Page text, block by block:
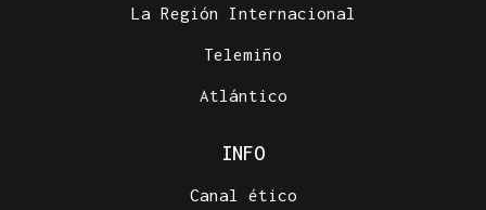
La Región Internacional
Telemiño
Atlántico
INFO
Canal ético